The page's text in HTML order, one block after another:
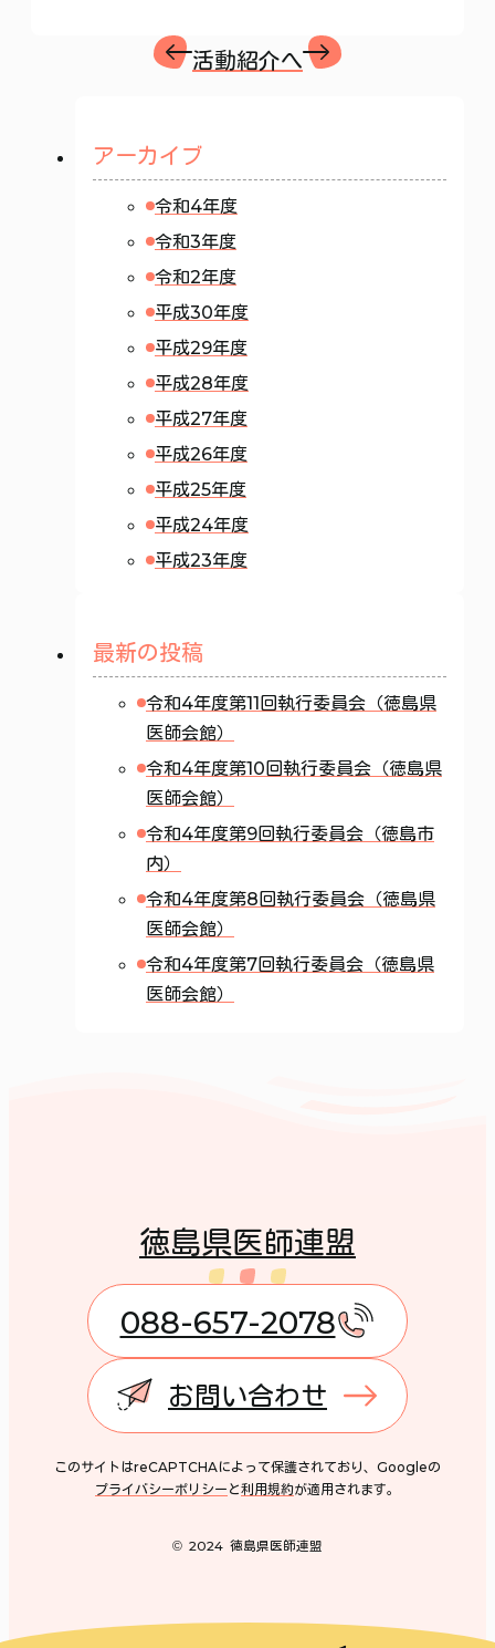
アーカイブ
令和4年度
令和3年度
令和2年度
平成30年度
平成29年度
平成28年度
平成27年度
平成26年度
平成25年度
平成24年度
平成23年度
最新の投稿
令和4年度第11回執行委員会（徳島県
医師会館）
令和4年度第10回執行委員会（徳島県
医師会館）
令和4年度第9回執行委員会（徳島市
内）
令和4年度第8回執行委員会（徳島県
医師会館）
令和4年度第7回執行委員会（徳島県
医師会館）
活動紹介へ
徳島県医師連盟
088-657-2078
お問い合わせ
このサイトはreCAPTCHAによって保護されており、Googleの
プライバシーポリシー と利用規約が適用されます。
© 2024 徳島県医師連盟